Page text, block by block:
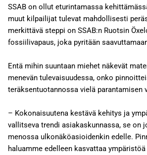
SSAB on ollut eturintamassa
muut kilpailijat tulevat mahdollisesti
merkittävä steppi on SSAB:n Ruotsin
fossiilivapaus, joka pyritään
Entä mihin suuntaan miehet näkevät
menevän tulevaisuudessa, onko
teräksentuotannossa vielä parantamisen
– Kokonaisuutena kestävä kehitys ja
vallitseva trendi asiakaskunnassa, se on
menossa ulkonäköasioidenkin edelle.
haluamme edelleen kasvattaa